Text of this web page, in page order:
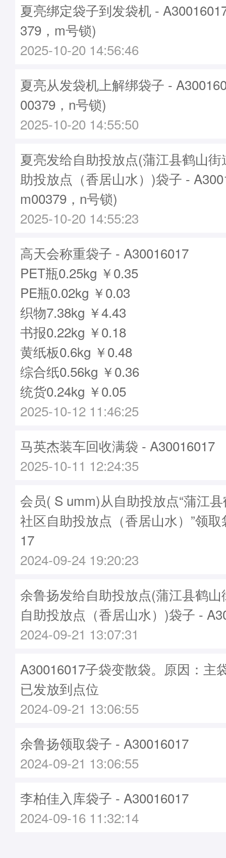
夏亮绑定袋子到发袋机 -
379，m号锁)
2025-10-20 14:56:46
夏亮从发袋机上解绑袋子 -
00379，n号锁)
2025-10-20 14:55:50
夏亮发给自助投放点(蒲江县鹤山
助投放点（香居山水）)袋子 -
m00379，n号锁)
2025-10-20 14:55:23
高天会称重袋子 - A30016017
PET瓶0.25kg ￥0.35
PE瓶0.02kg ￥0.03
织物7.38kg ￥4.43
书报0.22kg ￥0.18
黄纸板0.6kg ￥0.48
综合纸0.56kg ￥0.36
统货0.24kg ￥0.05
2025-10-12 11:46:25
马英杰装车回收满袋 - A30016017
2025-10-11 12:24:35
会员( S umm)从自助投放点“蒲江
社区自助投放点（香居山水）”领
17
2024-09-24 19:20:23
余鲁扬发给自助投放点(蒲江县鹤
自助投放点（香居山水）)袋子 -
2024-09-21 13:07:31
A30016017子袋变散袋。原因：主
已发放到点位
2024-09-21 13:06:55
余鲁扬领取袋子 - A30016017
2024-09-21 13:06:55
李柏佳入库袋子 - A30016017
2024-09-16 11:32:14